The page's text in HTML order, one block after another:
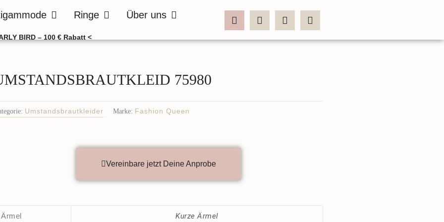
Öffne Bräutigammode
Ringe Öffne RingeÜber uns Öffne Über uns
BIRD – 100 € Rabatt <
75980
Umstandsbrautkleider Marke: Fashion Queen
Vereinbare jetzt Deine Anprobe
Ärmel Kurze Ärmel